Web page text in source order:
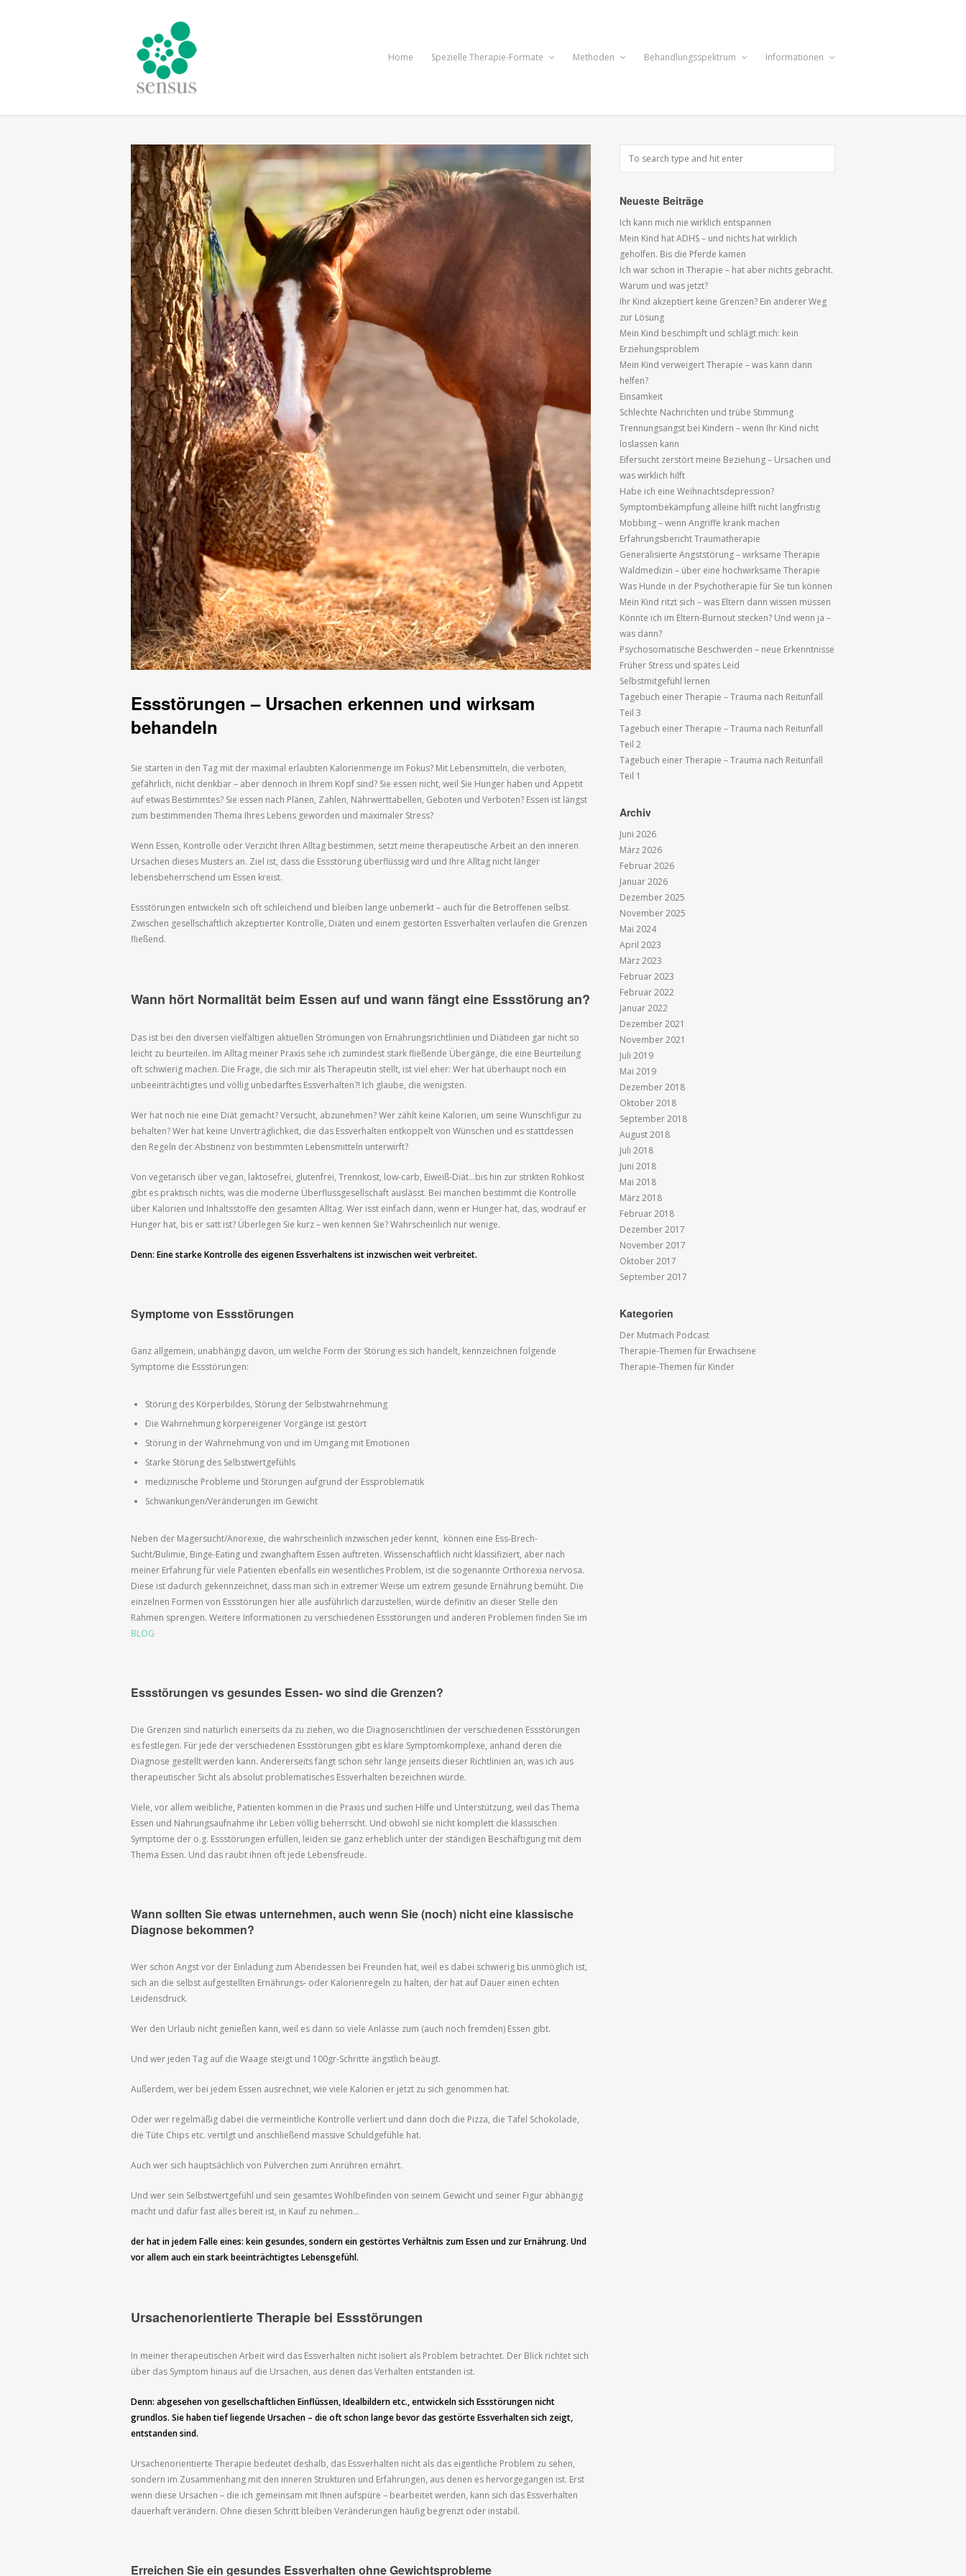
Home Spezielle Therapie-Formate Methoden Behandlungsspektrum Informationen
Essstörungen – Ursachen erkennen und wirksam
behandeln
Sie starten in den Tag mit der maximal erlaubten Kalorienmenge im Fokus? Mit Lebensmitteln, die verboten,
gefährlich, nicht denkbar – aber dennoch in Ihrem Kopf sind? Sie essen nicht, weil Sie Hunger haben und Appetit
auf etwas Bestimmtes? Sie essen nach Plänen, Zahlen, Nährwerttabellen, Geboten und Verboten? Essen ist längst
zum bestimmenden Thema Ihres Lebens geworden und maximaler Stress?
Wenn Essen, Kontrolle oder Verzicht Ihren Alltag bestimmen, setzt meine therapeutische Arbeit an den inneren
Ursachen dieses Musters an. Ziel ist, dass die Essstörung überflüssig wird und Ihre Alltag nicht länger
lebensbeherrschend um Essen kreist.
Essstörungen entwickeln sich oft schleichend und bleiben lange unbemerkt – auch für die Betroffenen selbst.
Zwischen gesellschaftlich akzeptierter Kontrolle, Diäten und einem gestörten Essverhalten verlaufen die Grenzen
fließend.
Wann hört Normalität beim Essen auf und wann fängt eine Essstörung an?
Das ist bei den diversen vielfältigen aktuellen Strömungen von Ernährungsrichtlinien und Diätideen gar nicht so
leicht zu beurteilen. Im Alltag meiner Praxis sehe ich zumindest stark fließende Übergänge, die eine Beurteilung
oft schwierig machen. Die Frage, die sich mir als Therapeutin stellt, ist viel eher: Wer hat überhaupt noch ein
unbeeinträchtigtes und völlig unbedarftes Essverhalten?! Ich glaube, die wenigsten.
Wer hat noch nie eine Diät gemacht? Versucht, abzunehmen? Wer zählt keine Kalorien, um seine Wunschfigur zu
behalten? Wer hat keine Unverträglichkeit, die das Essverhalten entkoppelt von Wünschen und es stattdessen
den Regeln der Abstinenz von bestimmten Lebensmitteln unterwirft?
Von vegetarisch über vegan, laktosefrei, glutenfrei, Trennkost, low-carb, Eiweiß-Diät…bis hin zur strikten Rohkost
gibt es praktisch nichts, was die moderne Überflussgesellschaft auslässt. Bei manchen bestimmt die Kontrolle
über Kalorien und Inhaltsstoffe den gesamten Alltag. Wer isst einfach dann, wenn er Hunger hat, das, wodrauf er
Hunger hat, bis er satt ist? Überlegen Sie kurz – wen kennen Sie? Wahrscheinlich nur wenige.
Denn: Eine starke Kontrolle des eigenen Essverhaltens ist inzwischen weit verbreitet.
Symptome von Essstörungen
Ganz allgemein, unabhängig davon, um welche Form der Störung es sich handelt, kennzeichnen folgende
Symptome die Essstörungen:
Störung des Körperbildes, Störung der Selbstwahrnehmung
Die Wahrnehmung körpereigener Vorgänge ist gestört
Störung in der Wahrnehmung von und im Umgang mit Emotionen
Starke Störung des Selbstwertgefühls
medizinische Probleme und Störungen aufgrund der Essproblematik
Schwankungen/Veränderungen im Gewicht
Neben der Magersucht/Anorexie, die wahrscheinlich inzwischen jeder kennt, können eine Ess-Brech-
Sucht/Bulimie, Binge-Eating und zwanghaftem Essen auftreten. Wissenschaftlich nicht klassifiziert, aber nach
meiner Erfahrung für viele Patienten ebenfalls ein wesentliches Problem, ist die sogenannte Orthorexia nervosa.
Diese ist dadurch gekennzeichnet, dass man sich in extremer Weise um extrem gesunde Ernährung bemüht. Die
einzelnen Formen von Essstörungen hier alle ausführlich darzustellen, würde definitiv an dieser Stelle den
Rahmen sprengen. Weitere Informationen zu verschiedenen Essstörungen und anderen Problemen finden Sie im
BLOG
Essstörungen vs gesundes Essen- wo sind die Grenzen?
Die Grenzen sind natürlich einerseits da zu ziehen, wo die Diagnoserichtlinien der verschiedenen Essstörungen
es festlegen. Für jede der verschiedenen Essstörungen gibt es klare Symptomkomplexe, anhand deren die
Diagnose gestellt werden kann. Andererseits fängt schon sehr lange jenseits dieser Richtlinien an, was ich aus
therapeutischer Sicht als absolut problematisches Essverhalten bezeichnen würde.
Viele, vor allem weibliche, Patienten kommen in die Praxis und suchen Hilfe und Unterstützung, weil das Thema
Essen und Nahrungsaufnahme ihr Leben völlig beherrscht. Und obwohl sie nicht komplett die klassischen
Symptome der o.g. Essstörungen erfüllen, leiden sie ganz erheblich unter der ständigen Beschäftigung mit dem
Thema Essen. Und das raubt ihnen oft jede Lebensfreude.
Wann sollten Sie etwas unternehmen, auch wenn Sie (noch) nicht eine klassische
Diagnose bekommen?
Wer schon Angst vor der Einladung zum Abendessen bei Freunden hat, weil es dabei schwierig bis unmöglich ist,
sich an die selbst aufgestellten Ernährungs- oder Kalorienregeln zu halten, der hat auf Dauer einen echten
Leidensdruck.
Wer den Urlaub nicht genießen kann, weil es dann so viele Anlässe zum (auch noch fremden) Essen gibt.
Und wer jeden Tag auf die Waage steigt und 100gr-Schritte ängstlich beäugt.
Außerdem, wer bei jedem Essen ausrechnet, wie viele Kalorien er jetzt zu sich genommen hat.
Oder wer regelmäßig dabei die vermeintliche Kontrolle verliert und dann doch die Pizza, die Tafel Schokolade,
die Tüte Chips etc. vertilgt und anschließend massive Schuldgefühle hat.
Auch wer sich hauptsächlich von Pülverchen zum Anrühren ernährt.
Und wer sein Selbstwertgefühl und sein gesamtes Wohlbefinden von seinem Gewicht und seiner Figur abhängig
macht und dafür fast alles bereit ist, in Kauf zu nehmen…
der hat in jedem Falle eines: kein gesundes, sondern ein gestörtes Verhältnis zum Essen und zur Ernährung. Und
vor allem auch ein stark beeinträchtigtes Lebensgefühl.
Ursachenorientierte Therapie bei Essstörungen
In meiner therapeutischen Arbeit wird das Essverhalten nicht isoliert als Problem betrachtet. Der Blick richtet sich
über das Symptom hinaus auf die Ursachen, aus denen das Verhalten entstanden ist.
Denn: abgesehen von gesellschaftlichen Einflüssen, Idealbildern etc., entwickeln sich Essstörungen nicht
grundlos. Sie haben tief liegende Ursachen – die oft schon lange bevor das gestörte Essverhalten sich zeigt,
entstanden sind.
Ursachenorientierte Therapie bedeutet deshalb, das Essverhalten nicht als das eigentliche Problem zu sehen,
sondern im Zusammenhang mit den inneren Strukturen und Erfahrungen, aus denen es hervorgegangen ist. Erst
wenn diese Ursachen – die ich gemeinsam mit Ihnen aufspüre – bearbeitet werden, kann sich das Essverhalten
dauerhaft verändern. Ohne diesen Schritt bleiben Veränderungen häufig begrenzt oder instabil.
Erreichen Sie ein gesundes Essverhalten ohne Gewichtsprobleme
Neueste Beiträge
Ich kann mich nie wirklich entspannen
Mein Kind hat ADHS – und nichts hat wirklich
geholfen. Bis die Pferde kamen
Ich war schon in Therapie – hat aber nichts gebracht.
Warum und was jetzt?
Ihr Kind akzeptiert keine Grenzen? Ein anderer Weg
zur Lösung
Mein Kind beschimpft und schlägt mich: kein
Erziehungsproblem
Mein Kind verweigert Therapie – was kann dann
helfen?
Einsamkeit
Schlechte Nachrichten und trübe Stimmung
Trennungsangst bei Kindern – wenn Ihr Kind nicht
loslassen kann
Eifersucht zerstört meine Beziehung – Ursachen und
was wirklich hilft
Habe ich eine Weihnachtsdepression?
Symptombekämpfung alleine hilft nicht langfristig
Mobbing – wenn Angriffe krank machen
Erfahrungsbericht Traumatherapie
Generalisierte Angststörung – wirksame Therapie
Waldmedizin – über eine hochwirksame Therapie
Was Hunde in der Psychotherapie für Sie tun können
Mein Kind ritzt sich – was Eltern dann wissen müssen
Könnte ich im Eltern-Burnout stecken? Und wenn ja –
was dann?
Psychosomatische Beschwerden – neue Erkenntnisse
Früher Stress und spätes Leid
Selbstmitgefühl lernen
Tagebuch einer Therapie – Trauma nach Reitunfall
Teil 3
Tagebuch einer Therapie – Trauma nach Reitunfall
Teil 2
Tagebuch einer Therapie – Trauma nach Reitunfall
Teil 1
Archiv
Juni 2026
März 2026
Februar 2026
Januar 2026
Dezember 2025
November 2025
Mai 2024
April 2023
März 2023
Februar 2023
Februar 2022
Januar 2022
Dezember 2021
November 2021
Juli 2019
Mai 2019
Dezember 2018
Oktober 2018
September 2018
August 2018
Juli 2018
Juni 2018
Mai 2018
März 2018
Februar 2018
Dezember 2017
November 2017
Oktober 2017
September 2017
Kategorien
Der Mutmach Podcast
Therapie-Themen für Erwachsene
Therapie-Themen für Kinder